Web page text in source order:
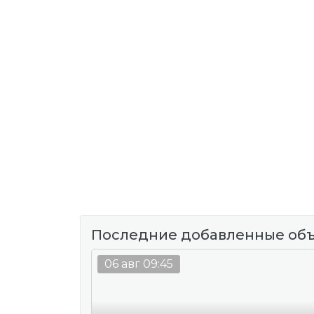
Последние добавленные
06 авг 09:45